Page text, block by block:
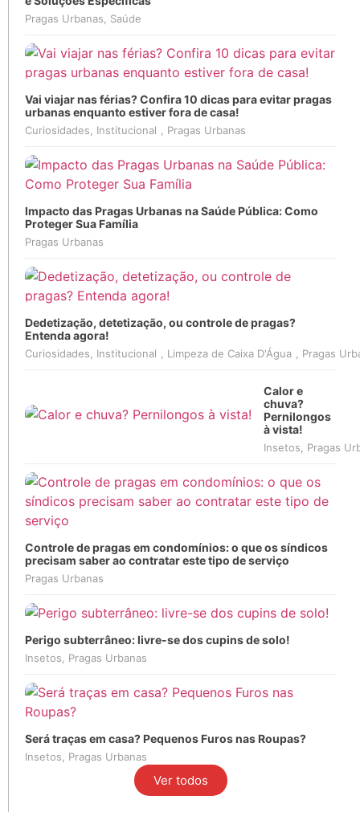
Pragas Urbanas Saúde
Vai viajar nas férias? Confira 10 dicas para evitar pragas
urbanas enquanto estiver fora de casa!
Curiosidades Institucional Pragas Urbanas
Impacto das Pragas Urbanas na Saúde Pública: Como
Proteger Sua Família
Pragas Urbanas
Dedetização, detetização, ou controle de pragas?
Entenda agora!
Curiosidades Institucional Limpeza de Caixa D'Água Pragas
Calor e
chuva?
Pernilongos
à vista!
Insetos Pragas
Controle de pragas em condomínios: o que os síndicos
precisam saber ao contratar este tipo de serviço
Pragas Urbanas
Perigo subterrâneo: livre-se dos cupins de solo!
Insetos Pragas Urbanas
Será traças em casa? Pequenos Furos nas Roupas?
Insetos Pragas Urbanas
Ver todos